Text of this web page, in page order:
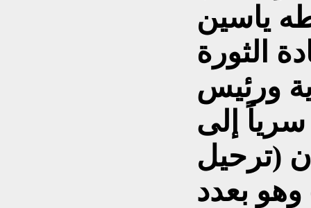
ياسين
الثورة
ورئيس
إلى
(ترحيل
وهو بعدد